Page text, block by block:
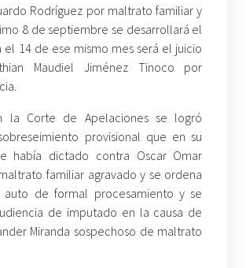
Rodríguez por maltrato familiar y
8 de septiembre se desarrollará el
el 14 de ese mismo mes será el juicio
Maudiel Jiménez Tinoco por
la Corte de Apelaciones se logró
provisional que en su
había dictado contra Oscar Omar
familiar agravado y se ordena
de formal procesamiento y se
de imputado en la causa de
Miranda sospechoso de maltrato